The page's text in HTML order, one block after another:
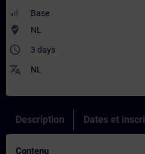
Base
where_to_vote NL
access_time 3 days
translate NL
Description Dates et
Contenu